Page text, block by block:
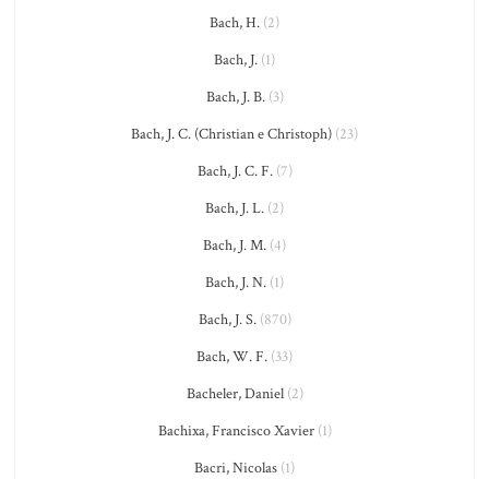
Bach, H. (2)
Bach, J. (1)
Bach, J. B.(3)
Bach, J. C. (Christian e Christoph) (23)
Bach, J. C. F.(7)
Bach, J. L. (2)
Bach, J. M. (4)
Bach, J. N. (1)
Bach, J. S.(870)
Bach, W. F. (33)
Bacheler, Daniel(2)
Bachixa, Francisco Xavier(1)
Bacri, Nicolas (1)